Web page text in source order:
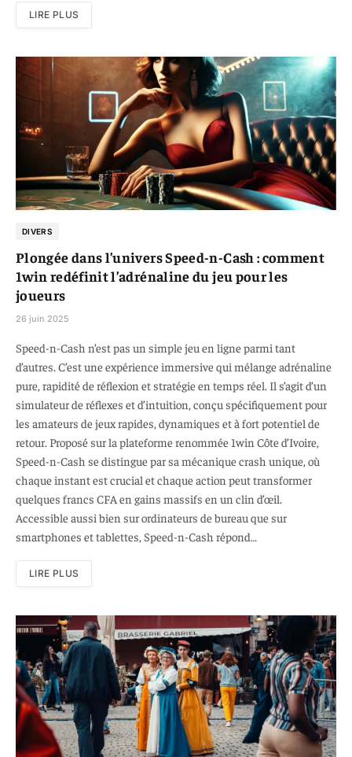
LIRE PLUS
DIVERS
Plongée dans l’univers Speed-n-Cash : comment
1win redéfinit l’adrénaline du jeu pour les
joueurs
26 juin 2025
Speed-n-Cash n’est pas un simple jeu en ligne parmi tant
d’autres. C’est une expérience immersive qui mélange adrénaline
pure, rapidité de réflexion et stratégie en temps réel. Il s’agit d’un
simulateur de réflexes et d’intuition, conçu spécifiquement pour
les amateurs de jeux rapides, dynamiques et à fort potentiel de
retour. Proposé sur la plateforme renommée 1win Côte d’Ivoire,
Speed-n-Cash se distingue par sa mécanique crash unique, où
chaque instant est crucial et chaque action peut transformer
quelques francs CFA en gains massifs en un clin d’œil.
Accessible aussi bien sur ordinateurs de bureau que sur
smartphones et tablettes, Speed-n-Cash répond…
LIRE PLUS